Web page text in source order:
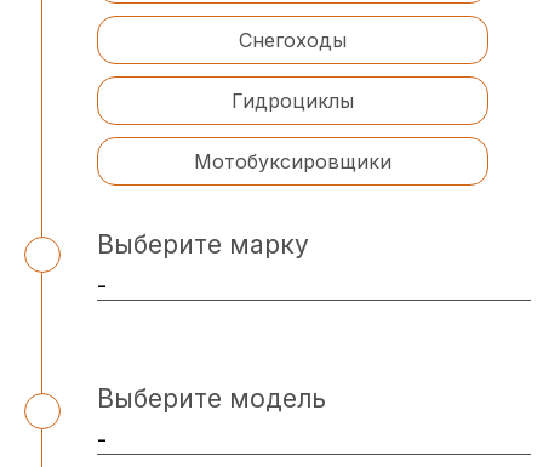
Снегоходы
Гидроциклы
Мотобуксировщики
Выберите марку
Выберите модель